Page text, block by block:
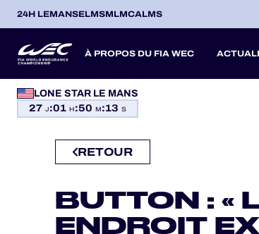
24H LEMANSELMSMLMCALMS
À PROPOS DU FIA WEC
SAISONS PASSÉESSAISON 2026
ITA
AVR
BEL
MAI
FRA
JUN JUL SEP SEP
LONE STAR LE MANS
27 J:01 H:50 M:12 S
JEU OFFICIEL
BILLETTERIE
RETOUR
BUTTON : «
ENDROIT